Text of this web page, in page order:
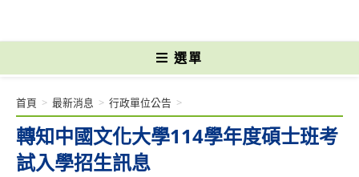
選單
轉知中國文化大學114學年度碩士班考
試入學招生訊息
首頁 > 最新消息 > 行政單位公告 >